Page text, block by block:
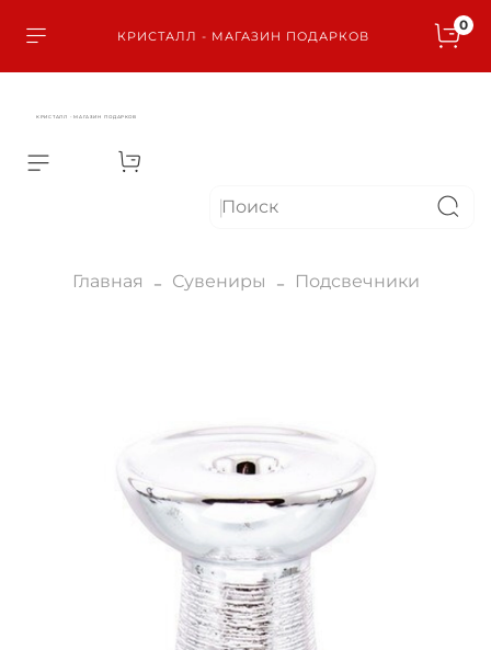
КРИСТАЛЛ - МАГАЗИН ПОДАРКОВ
0
КРИСТАЛЛ - МАГАЗИН ПОДАРКОВ
Главная Сувениры Подсвечники